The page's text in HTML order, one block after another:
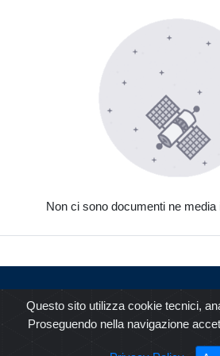
Non ci sono documenti ne media
© 2020 ARPA Lazio - 00915900575
Questo sito utilizza cookie tecnici,
Proseguendo nella navigazione